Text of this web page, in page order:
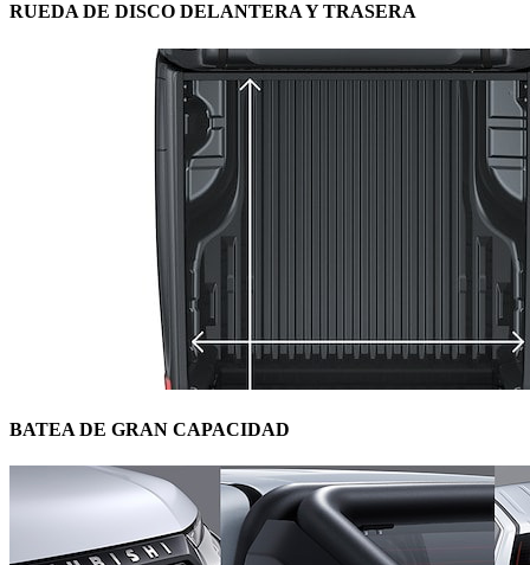
RUEDA DE DISCO DELANTERA Y TRASERA
BATEA DE GRAN CAPACIDAD